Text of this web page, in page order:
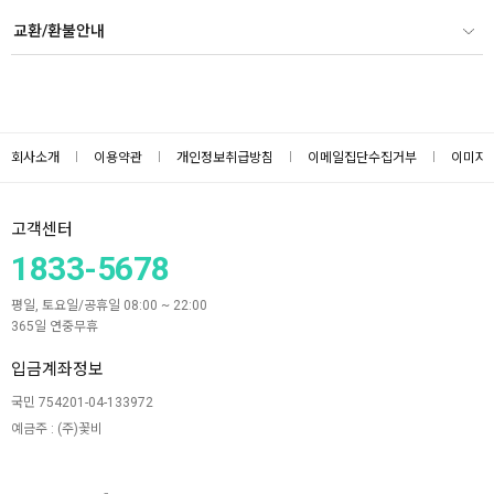
교환/환불안내
회사소개 이용약관 개인정보취급방침 이메일집단수집거부 이미지
고객센터
1833-5678
평일, 토요일/공휴일 08:00 ~ 22:00
365일 연중무휴
입금계좌정보
국민 754201-04-133972
예금주 : (주)꽃비